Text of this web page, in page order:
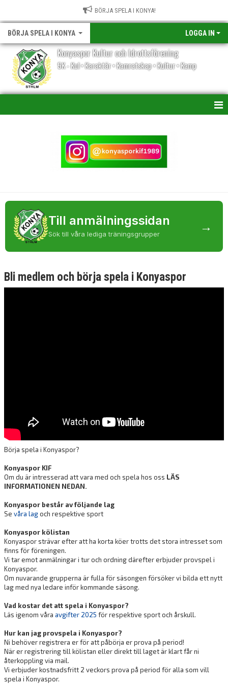
BÖRJA SPELA I KONYA!
BÖRJA SPELA I KONYA LOGGA IN
Konyaspor Kultur och Idrottsförening
5K - Kul • Karaktär • Kamratskap • Kultur • Kamp
KNATTAVERKSAMHET
FLICKVERKSAMHET
PARAFOTBOLL KÖLISTA
Till anmälningssidan
Sök till våra lediga träningsgrupper
→
Bli medlem och börja spela i Konyaspor
Börja spela i Konyaspor?
Konyaspor KIF
Om du är intresserad att vara med och spela hos oss LÄS
INFORMATIONEN NEDAN.
Konyaspor består av följande lag
Se våra lagoch respektive sport
Konyaspor kölistan
Konyaspor strävar efter att ha korta köer trotts det stora intresset som
finns för föreningen.
Vi tar emot anmälningar i tur och ordning därefter erbjuder provspel i
Konyaspor.
Om nuvarande grupperna är fulla för säsongen försöker vi bilda ett nytt
lag med nya ledare inför kommande säsong.
Vad kostar det att spela i Konyaspor?
Läs igenom våra avgifter 2025 för respektive sport och årskull.
Hur kan jag provspela i Konyaspor?
Ni behöver registrera er för att påbörja er prova på period!
När er registrering till kölistan eller direkt till laget är klart får ni
återkoppling via mail.
Vi erbjuder kostnadsfritt 2 veckors prova på period för alla som vill
spela i Konyaspor.